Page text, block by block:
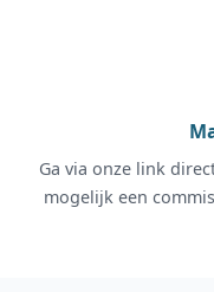
Ga via onze link
mogelijk een